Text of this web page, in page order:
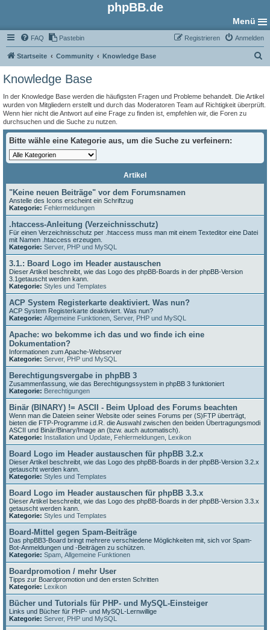
phpBB.de
Menü
FAQ Pastebin Anmelden
Registrieren
Startseite Community Knowledge Base
h
Knowledge Base
In der Knowledge Base werden die häufigsten Fragen und Probleme behandelt. Die Artikel
wurden von Mitgliedern erstellt und durch das Moderatoren Team auf Richtigkeit überprüft.
Wenn hier nicht die Antwort auf eine Frage zu finden ist, empfehlen wir, die Foren zu
durchsuchen und die Suche zu nutzen.
Bitte wähle eine Kategorie aus, um die Suche zu verfeinern:
Artikel
"Keine neuen Beiträge" vor dem Forumsnamen
Anstelle des Icons erscheint ein Schriftzug
Kategorie: Fehlermeldungen
.htaccess-Anleitung (Verzeichnisschutz)
Für einen Verzeichnisschutz per .htaccess muss man mit einem Texteditor eine Datei
mit Namen .htaccess erzeugen.
Kategorie: Server, PHP und MySQL
3.1.: Board Logo im Header austauschen
Dieser Artikel beschreibt, wie das Logo des phpBB-Boards in der phpBB-Version
3.1getauscht werden kann.
Kategorie: Styles und Templates
ACP System Registerkarte deaktiviert. Was nun?
ACP System Registerkarte deaktiviert. Was nun?
Kategorie: Allgemeine Funktionen Server, PHP und MySQL
Apache: wo bekomme ich das und wo finde ich eine
Dokumentation?
Informationen zum Apache-Webserver
Kategorie: Server, PHP und MySQL
Berechtigungsvergabe in phpBB 3
Zusammenfassung, wie das Berechtigungssystem in phpBB 3 funktioniert
Kategorie: Berechtigungen
Binär (BINARY) != ASCII - Beim Upload des Forums beachten
Wenn man die Dateien seiner Website oder seines Forums per (S)FTP überträgt,
bieten die FTP-Programme i.d.R. die Auswahl zwischen den beiden Übertragungsmodi
ASCII und Binär/Binary/Image an (bzw. auch automatisch).
Kategorie: Installation und Update Fehlermeldungen Lexikon
Board Logo im Header austauschen für phpBB 3.2.x
Dieser Artikel beschreibt, wie das Logo des phpBB-Boards in der phpBB-Version 3.2.x
getauscht werden kann.
Kategorie: Styles und Templates
Board Logo im Header austauschen für phpBB 3.3.x
Dieser Artikel beschreibt, wie das Logo des phpBB-Boards in der phpBB-Version 3.3.x
getauscht werden kann.
Kategorie: Styles und Templates
Board-Mittel gegen Spam-Beiträge
Das phpBB3-Board bringt mehrere verschiedene Möglichkeiten mit, sich vor Spam-
Bot-Anmeldungen und -Beiträgen zu schützen.
Kategorie: Spam Allgemeine Funktionen
Boardpromotion / mehr User
Tipps zur Boardpromotion und den ersten Schritten
Kategorie: Lexikon
Bücher und Tutorials für PHP- und MySQL-Einsteiger
Links und Bücher für PHP- und MySQL-Lernwillige
Kategorie: Server, PHP und MySQL